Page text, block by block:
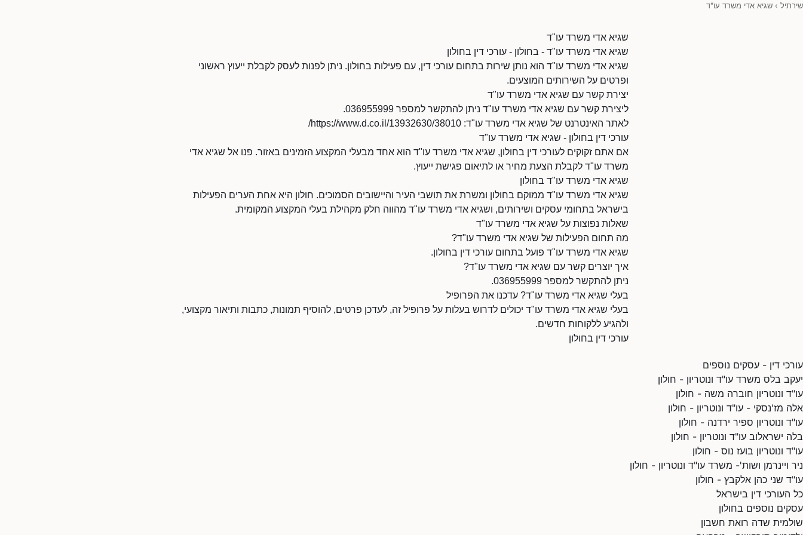
שירתיל › שגיא אדי משרד עו"ד
שגיא אדי משרד עו"ד
שגיא אדי משרד עו"ד - בחולון - עורכי דין בחולון
שגיא אדי משרד עו"ד הוא נותן שירות בתחום עורכי דין, עם פעילות בחולון. ניתן לפנות לעסק לקבלת ייעוץ ראשוני
ופרטים על השירותים המוצעים.
יצירת קשר עם שגיא אדי משרד עו"ד
ליצירת קשר עם שגיא אדי משרד עו"ד ניתן להתקשר למספר 036955999.
לאתר האינטרנט של שגיא אדי משרד עו"ד: https://www.d.co.il/13932630/38010/
עורכי דין בחולון - שגיא אדי משרד עו"ד
אם אתם זקוקים לעורכי דין בחולון, שגיא אדי משרד עו"ד הוא אחד מבעלי המקצוע הזמינים באזור. פנו אל שגיא אדי
משרד עו"ד לקבלת הצעת מחיר או לתיאום פגישת ייעוץ.
שגיא אדי משרד עו"ד בחולון
שגיא אדי משרד עו"ד ממוקם בחולון ומשרת את תושבי העיר והיישובים הסמוכים. חולון היא אחת הערים הפעילות
בישראל בתחומי עסקים ושירותים, ושגיא אדי משרד עו"ד מהווה חלק מקהילת בעלי המקצוע המקומית.
שאלות נפוצות על שגיא אדי משרד עו"ד
מה תחום הפעילות של שגיא אדי משרד עו"ד?
שגיא אדי משרד עו"ד פועל בתחום עורכי דין בחולון.
איך יוצרים קשר עם שגיא אדי משרד עו"ד?
ניתן להתקשר למספר 036955999.
בעלי שגיא אדי משרד עו"ד? עדכנו את הפרופיל
בעלי שגיא אדי משרד עו"ד יכולים לדרוש בעלות על פרופיל זה, לעדכן פרטים, להוסיף תמונות, כתבות ותיאור מקצועי,
ולהגיע ללקוחות חדשים.
עורכי דין בחולון
עורכי דין - עסקים נוספים
יעקב בלס משרד עו"ד ונוטריון - חולון
עו"ד ונוטריון חוברה משה - חולון
אלה מז'נסקי - עו"ד ונוטריון - חולון
עו"ד ונוטריון ספיר ירדנה - חולון
בלה ישראלוב עו"ד ונוטריון - חולון
עו"ד ונוטריון בועז נוס - חולון
ניר ויינרמן ושות'- משרד עו"ד ונוטריון - חולון
עו"ד שני כהן אלקבץ - חולון
כל העורכי דין בישראל
עסקים נוספים בחולון
שולמית שדה רואת חשבון